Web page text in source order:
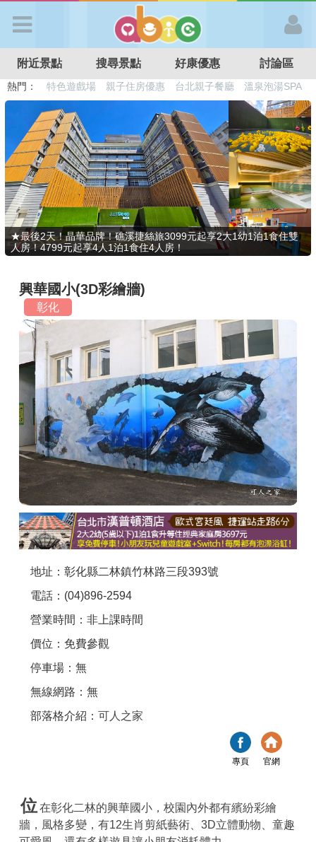
APP登入
首 頁
搜尋景點
好康優惠
最新消息
最新留言
商家合作
推薦景點
討論區
聯絡我們
APP下載
附近景點 搜尋景點 好康優惠 討論區
熱門： 溜滑梯民宿 觀光工廠 DIY摘果
日本親子景點
特色遊戲場
親子住房優惠 台北親子餐廳 溫泉泡湯SPA
★最後2天！晶華品牌！礁溪捷絲旅3099元起享2大1幼1泊1食住雙
人房！4799元起享4人1泊1食住4人房！
興華國小(3D彩繪牆)
彰化
地址：彰化縣二林鎮竹林路三段393號
電話：(04)896-2594
營業時間：非上課時間
價位：免費參觀
停車場：無
無線網路：無
部落格介紹： 可人之家
專頁 官網
位 在彰化二林的興華國小，校園內外都有繽紛彩繪
牆，風格多變，有12生肖剪紙藝術、3D立體動物、童趣